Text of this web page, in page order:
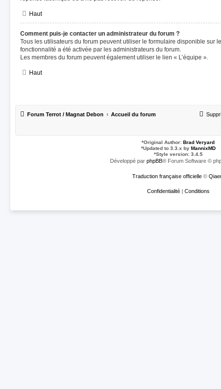
Haut
Comment puis-je contacter un administrateur du forum ?
Tous les utilisateurs du forum peuvent utiliser le formulaire disponible sur
fonctionnalité a été activée par les administrateurs du forum.
Les membres du forum peuvent également utiliser le lien « L’équipe ».
Haut
Forum Terrot / Magnat Debon Accueil du forum
*Original Author: Brad Veryard
*Updated to 3.3.x by MannixMD
*Style version: 3.4.5
Développé par phpBB® Forum Software ©
Traduction française officielle©
Confidentialité | Conditions